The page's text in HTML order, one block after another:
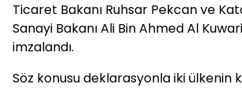
Ticaret Bakanı Ruhsar Pekcan ve
Sanayi Bakanı Ali Bin Ahmed Al
imzalandı.
Söz konusu deklarasyonla iki ülkenin